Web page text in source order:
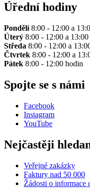
Úřední hodiny
Pondělí8:00 - 12:00 a
Úterý 8:00 - 12:00 a
Středa 8:00 - 12:00 a
Čtvrtek 8:00 - 12:00 a
Pátek 8:00 - 12:00 hodin
Spojte se s námi
Facebook
Instagram
YouTube
Nejčastěji
Veřejné zakázky
Faktury nad 50 000
Žádosti o informace